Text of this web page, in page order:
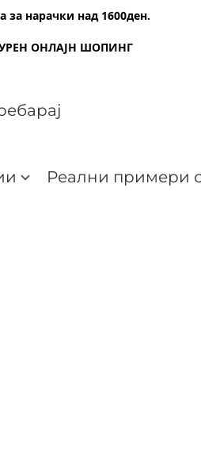
за нарачки над 1600ден.
ОНЛАЈН ШОПИНГ
Реални примери